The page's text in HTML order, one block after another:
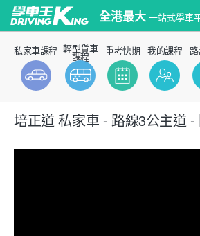
全港最大 一站式學車
私家車課程 輕型貨車
課程 重考快期 我的課程
模擬筆試 路試短片
P牌資訊
培正道 私家車 - 路線3公主道